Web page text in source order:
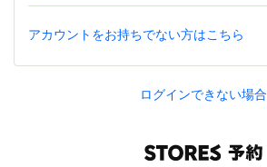
アカウントをお持ちでない方はこちら
ログインできない場合